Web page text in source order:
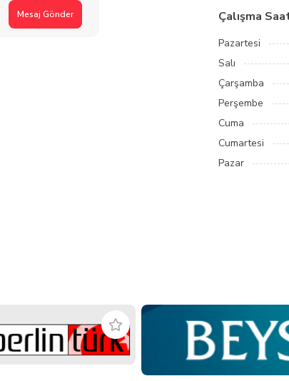
Mesaj Gönder Çalışma
Pazartesi
Salı
Çarşamba
Perşembe
Cuma
Cumartesi
Pazar